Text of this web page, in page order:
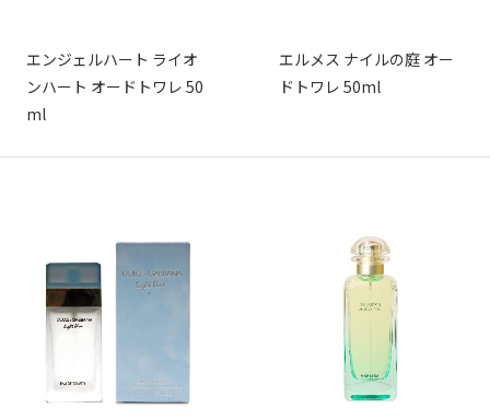
エンジェルハート ライオ
ンハート オードトワレ 50
ml
エルメス ナイルの庭 オー
ドトワレ 50ml